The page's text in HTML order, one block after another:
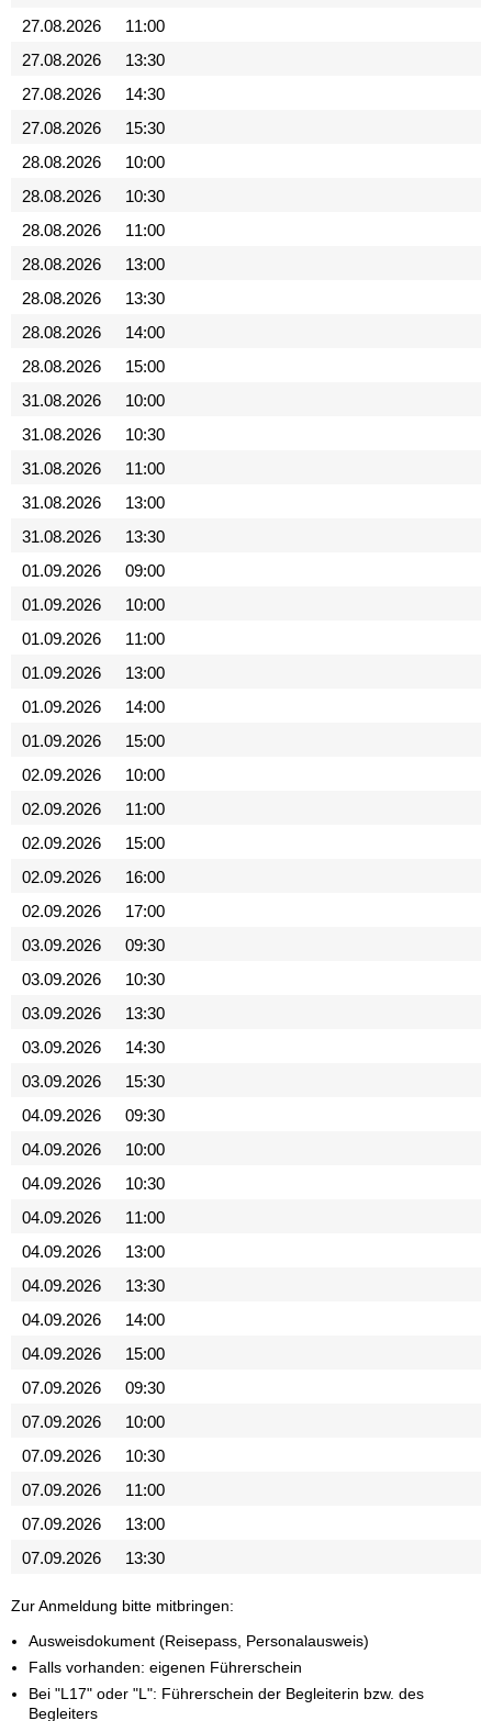
27.08.2026
11:00
27.08.2026
13:30
27.08.2026
14:30
27.08.2026
15:30
28.08.2026
10:00
28.08.2026
10:30
28.08.2026
11:00
28.08.2026
13:00
28.08.2026
13:30
28.08.2026
14:00
28.08.2026
15:00
31.08.2026
10:00
31.08.2026
10:30
31.08.2026
11:00
31.08.2026
13:00
31.08.2026
13:30
01.09.2026
09:00
01.09.2026
10:00
01.09.2026
11:00
01.09.2026
13:00
01.09.2026
14:00
01.09.2026
15:00
02.09.2026
10:00
02.09.2026
11:00
02.09.2026
15:00
02.09.2026
16:00
02.09.2026
17:00
03.09.2026
09:30
03.09.2026
10:30
03.09.2026
13:30
03.09.2026
14:30
03.09.2026
15:30
04.09.2026
09:30
04.09.2026
10:00
04.09.2026
10:30
04.09.2026
11:00
04.09.2026
13:00
04.09.2026
13:30
04.09.2026
14:00
04.09.2026
15:00
07.09.2026
09:30
07.09.2026
10:00
07.09.2026
10:30
07.09.2026
11:00
07.09.2026
13:00
07.09.2026
13:30
Zur Anmeldung bitte mitbringen:
Ausweisdokument (Reisepass, Personalausweis)
Falls vorhanden: eigenen Führerschein
Bei "L17" oder "L": Führerschein der Begleiterin bzw. des
Begleiters